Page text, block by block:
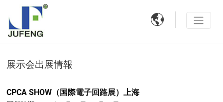

展示会出展情報
CPCA SHOW（国際電子回路展）上海